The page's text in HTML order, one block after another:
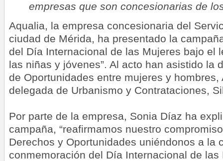
empresas que son concesionarias de
Aqualia, la empresa concesionaria del
ciudad de Mérida, ha presentado la
del Día Internacional de las Mujeres bajo el
las niñas y jóvenes”. Al acto han asistido la
de Oportunidades entre mujeres y hombres,
delegada de Urbanismo y Contrataciones,
Por parte de la empresa, Sonia Díaz ha
campaña, “reafirmamos nuestro
Derechos y Oportunidades uniéndonos a la
conmemoración del Día Internacional de las